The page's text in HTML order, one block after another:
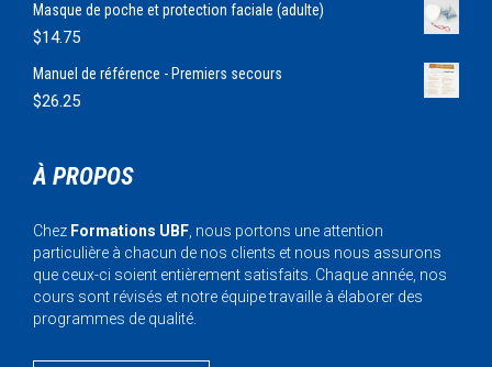
Masque de poche et protection faciale (adulte)
$14.75
Manuel de référence - Premiers secours
$26.25
À PROPOS
Chez Formations UBF , nous portons une attention
particulière à chacun de nos clients et nous nous assurons
que ceux-ci soient entièrement satisfaits. Chaque année, nos
cours sont révisés et notre équipe travaille à élaborer des
programmes de qualité.